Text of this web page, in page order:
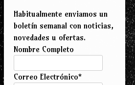
Habitualmente enviamos un
boletín semanal con noticias,
novedades u ofertas.
Nombre Completo
Correo Electrónico*